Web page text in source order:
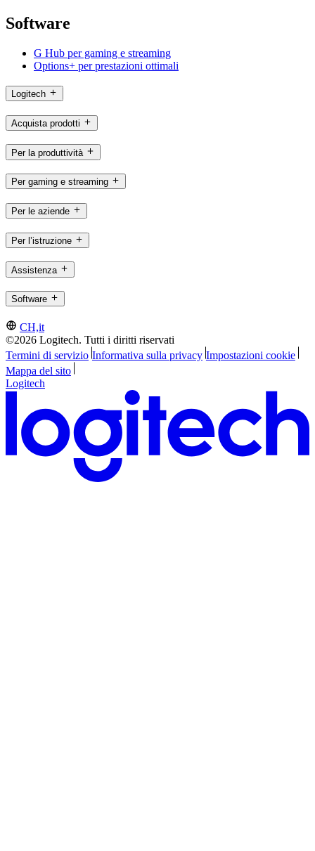
Software
G Hub per gaming e streaming
Options+ per prestazioni ottimali
Logitech
Acquista prodotti
Per la produttività
Per gaming e streaming
Per le aziende
Per l’istruzione
Assistenza
Software
CH,it
©2026 Logitech. Tutti i diritti riservati
Termini di servizio Informativa sulla privacy Impostazioni cookie
Mappa del sito
Logitech